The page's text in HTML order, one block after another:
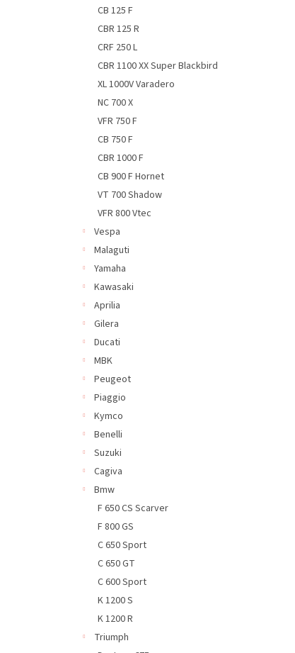
CB 125 F
CBR 125 R
CRF 250 L
CBR 1100 XX Super Blackbird
XL 1000V Varadero
NC 700 X
VFR 750 F
CB 750 F
CBR 1000 F
CB 900 F Hornet
VT 700 Shadow
VFR 800 Vtec
Vespa
Malaguti
Yamaha
Kawasaki
Aprilia
Gilera
Ducati
MBK
Peugeot
Piaggio
Kymco
Benelli
Suzuki
Cagiva
Bmw
F 650 CS Scarver
F 800 GS
C 650 Sport
C 650 GT
C 600 Sport
K 1200 S
K 1200 R
Triumph